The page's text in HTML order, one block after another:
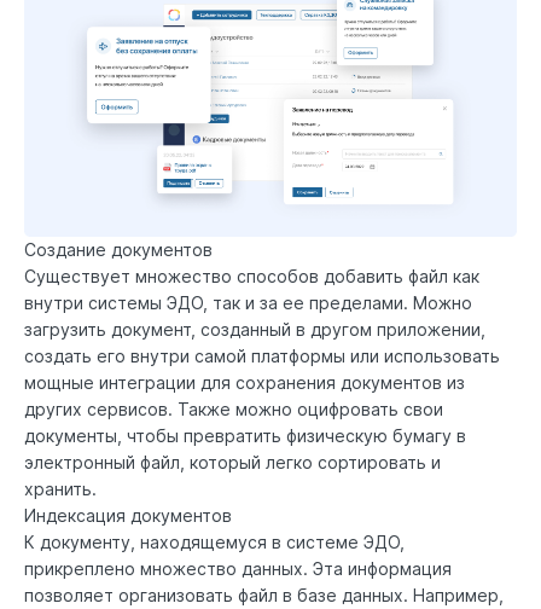
Создание документов
Существует множество способов добавить файл как
внутри системы ЭДО, так и за ее пределами. Можно
загрузить документ, созданный в другом приложении,
создать его внутри самой платформы или использовать
мощные интеграции для сохранения документов из
других сервисов. Также можно оцифровать свои
документы, чтобы превратить физическую бумагу в
электронный файл, который легко сортировать и
хранить.
Индексация документов
К документу, находящемуся в системе ЭДО,
прикреплено множество данных. Эта информация
позволяет организовать файл в базе данных. Например,